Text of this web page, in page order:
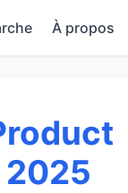
À propos
2025